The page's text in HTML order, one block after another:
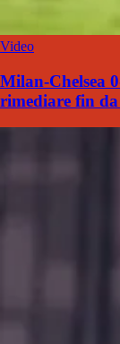
Video
Milan-Chelsea
rimediare fin